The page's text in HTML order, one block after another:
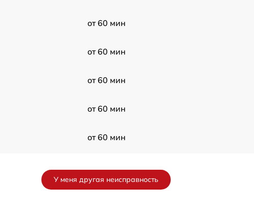
от 60 мин
от 60 мин
от 60 мин
от 60 мин
от 60 мин
У меня другая неисправность